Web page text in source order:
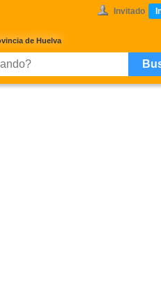
Invitado
de Huelva